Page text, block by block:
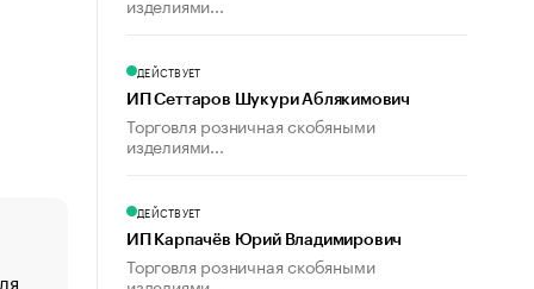
«От спорта тело стареет иначе». Как живет глава
ДЕЙСТВУЕТ
ИП Сеттаров Шукури Аблякимович
Торговля розничная скобяными
изделиями...
ДЕЙСТВУЕТ
ИП Карпачёв Юрий Владимирович
Торговля розничная скобяными